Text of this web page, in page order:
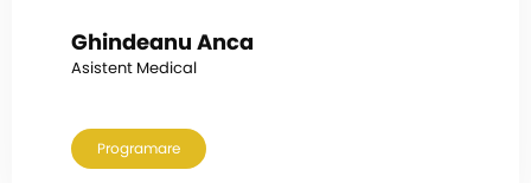
Ghindeanu Anca
Asistent Medical
Programare